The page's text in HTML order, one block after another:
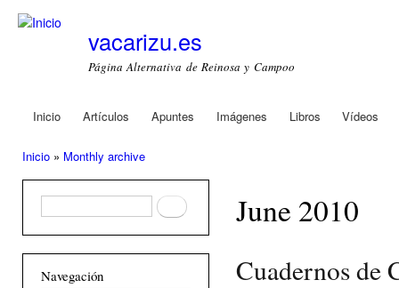
vacarizu.es
Página Alternativa de Reinosa y Campoo
Main menu
Inicio Artículos Apuntes Imágenes Libros Vídeos
Inicio » Monthly archive
Formulario de búsquedaBuscar
Navegación
June 2010
Cuadernos de